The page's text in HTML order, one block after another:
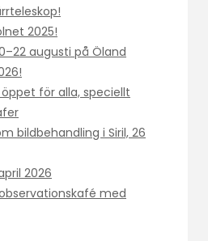
2025!
augusti på Öland
för alla, speciellt
bildbehandling i Siril, 26
2026
med